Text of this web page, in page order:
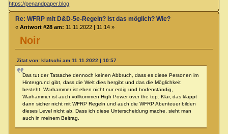
https://penandpaper.blog
Noir
Re: WFRP mit D&D-5e-Regeln? Ist das möglich? Wie?
« Antwort #28 am: 11.11.2022 | 11:14 »
Zitat von: klatschi am 11.11.2022 | 10:57
Das tut der Tatsache dennoch keinen Abbruch, dass es diese Personen im
Hintergrund gibt, dass die Welt dies hergibt und das die Möglichkeit
besteht. Warhammer ist eben nicht nur erdig und bodenständig,
Warhammer ist auch vollkommen High Power over the top. Klar, das klappt
dann sicher nicht mit WFRP Regeln und auch die WFRP Abenteuer bilden
dieses Level nicht ab. Dass ich diese Unterscheidung mache, sieht man
auch in meinem Beitrag.